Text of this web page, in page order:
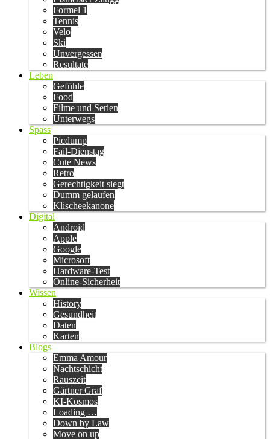
Formel 1
Tennis
Velo
Ski
Unvergessen
Resultate
Leben
Gefühle
Food
Filme und Serien
Unterwegs
Spass
Picdump
Fail-Dienstag
Cute News
Retro
Gerechtigkeit siegt
Dumm gelaufen
Klischeekanone
Digital
Android
Apple
Google
Microsoft
Hardware-Test
Online-Sicherheit
Wissen
History
Gesundheit
Daten
Karten
Blogs
Emma Amour
Nachtschicht
Rauszeit
Gärtner Graf
KI-Kosmos
Loading …
Down by Law
Move on up